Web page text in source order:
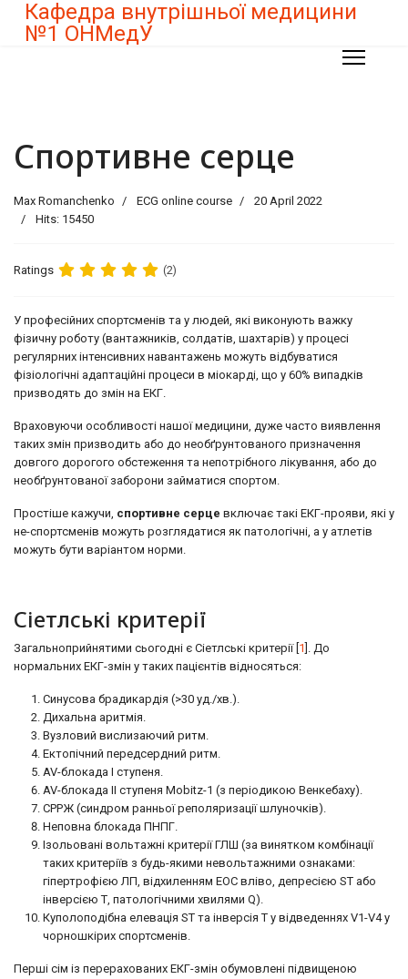
Кафедра внутрішньої медицини
№1 ОНМедУ
Спортивне серце
Max Romanchenko ECG online course
20 April 2022
Hits: 15450
Ratings (2)
У професійних спортсменів та у людей, які виконують важку
фізичну роботу (вантажників, солдатів, шахтарів) у процесі
регулярних інтенсивних навантажень можуть відбуватися
фізіологічні адаптаційні процеси в міокарді, що у 60% випадків
призводять до змін на ЕКГ.
Враховуючи особливості нашої медицини, дуже часто виявлення
таких змін призводить або до необґрунтованого призначення
довгого дорогого обстеження та непотрібного лікування, або до
необґрунтованої заборони займатися спортом.
Простіше кажучи, спортивне серце включає такі ЕКГ-прояви, які у
не-спортсменів можуть розглядатися як патологічні, а у атлетів
можуть бути варіантом норми.
Сіетлські критерії
Загальноприйнятими сьогодні є Сіетлські критерії [ 1 ]. До
нормальних ЕКГ-змін у таких пацієнтів відносяться:
Синусова брадикардія (>30 уд./хв.).
Дихальна аритмія.
Вузловий вислизаючий ритм.
Ектопічний передсердний ритм.
AV-блокада І ступеня.
AV-блокада II ступеня Mobitz-1 (з періодикою Венкебаху).
СРРЖ (синдром ранньої реполяризації шлуночків).
Неповна блокада ПНПГ.
Ізольовані вольтажні критерії ГЛШ (за винятком комбінації
таких критеріїв з будь-якими невольтажними ознаками:
гіпертрофією ЛП, відхиленням ЕОС вліво, депресією ST або
інверсією Т, патологічними хвилями Q).
Куполоподібна елевація ST та інверсія T у відведеннях V1-V4 у
чорношкірих спортсменів.
Перші сім із перерахованих ЕКГ-змін обумовлені підвищеною